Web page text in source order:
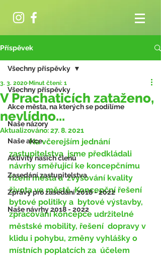
Příspěvek
Všechny příspěvky
Akce města, na kterých se podílíme
Naše názory
Naše akce
Aktivity našich členů
Zasedání zastupitelstva
Zprávy pro zasedání 2018 - 2022
Naše návrhy 2018 - 2022
Všechny příspěvky
V Prachaticích zataženo,
nevlídno...
3. 3. 2020 Minut čtení: 1
Aktualizováno:27. 8. 2021
	Na včerejším jednání
zastupitelstva  jsme předkládali
návrhy směřující ke koncepčnímu
řízení města a  zvyšování kvality
života ve městě. Koncepční řešení
bytové politiky a  bytové výstavby,
zpracování koncepce udržitelné
městské mobility, řešení  dopravy v
klidu i pohybu, změny vyhlášky o
místních poplatcích za  účelem